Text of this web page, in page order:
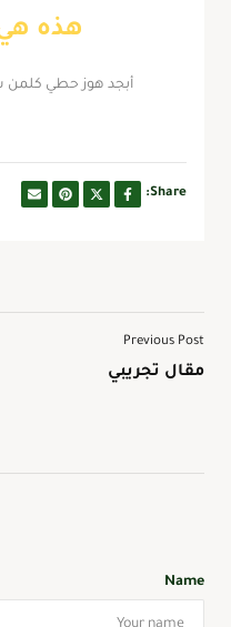
هذه
أبجد هوز حطي
Share:
Previous Post
مقال تجريبي
Name